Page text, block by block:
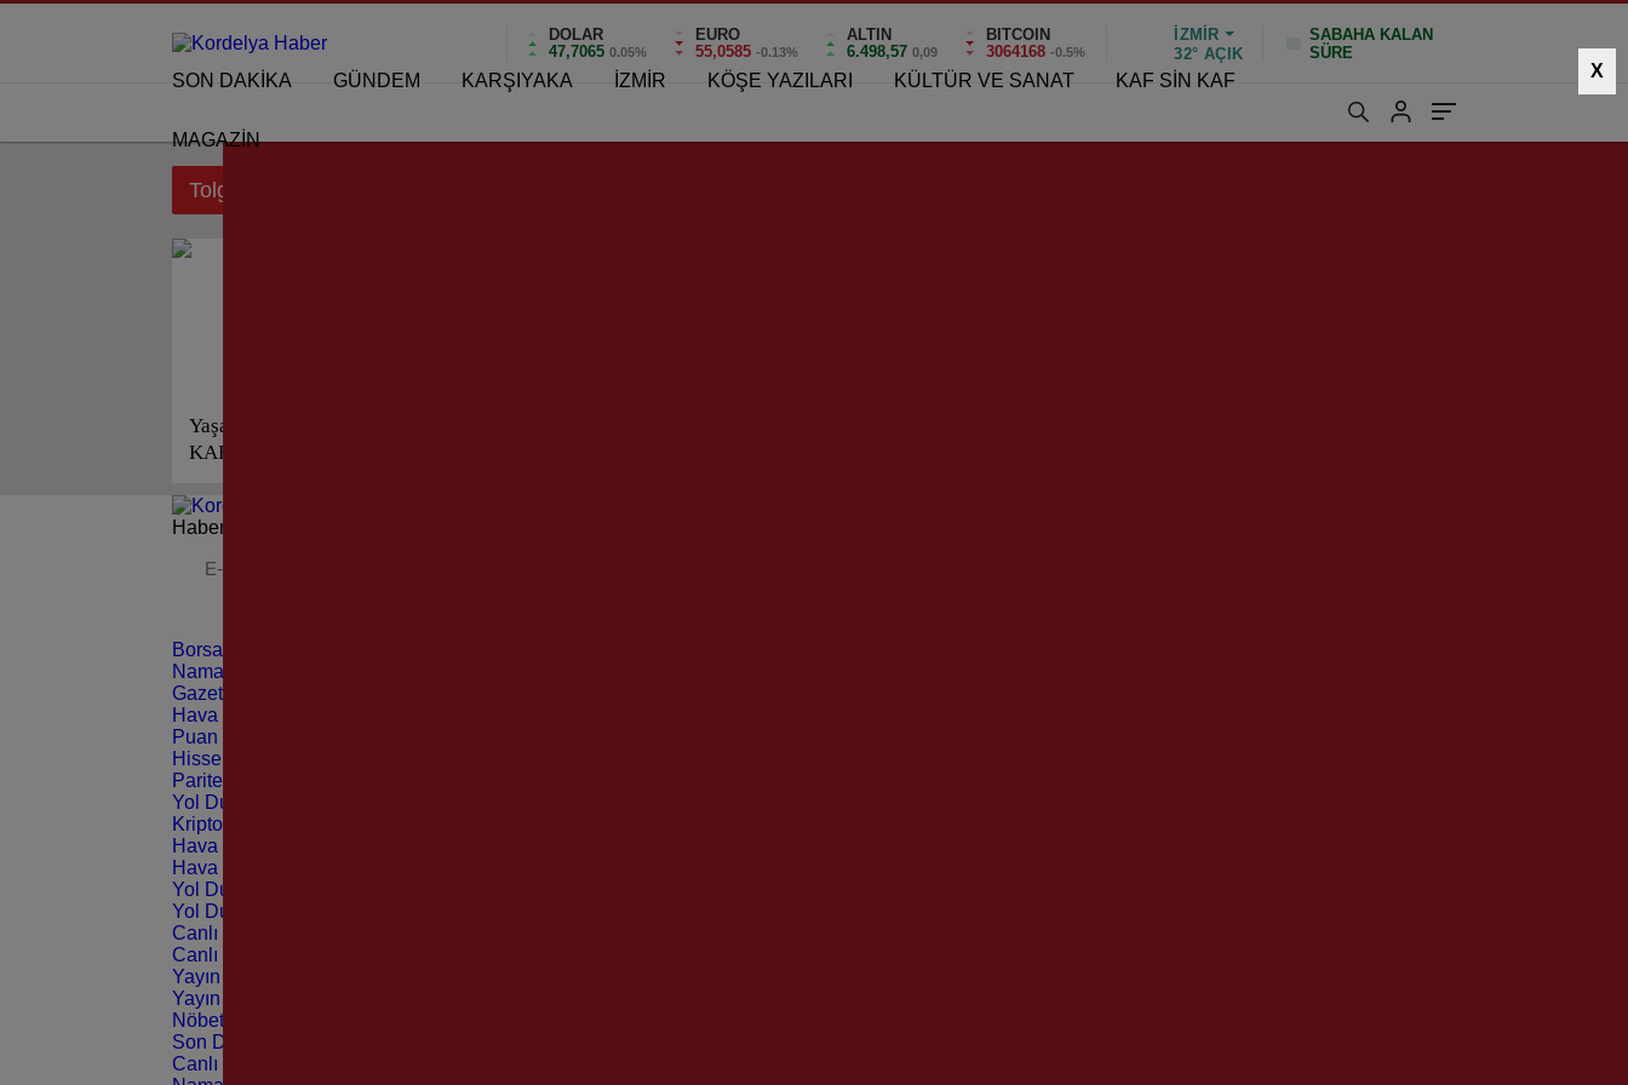
DOLAR
47,7065 0.05%
EURO
55,0585 -0.13%
ALTIN
6.498,57 0,09
BITCOIN
3064168 -0.5%
İZMIR
32° AÇIK
SABAHA KALAN
SÜRE
SON DAKİKA GÜNDEM KARŞIYAKA İZMİR KÖŞE YAZILARI KÜLTÜR VE SANAT KAF SİN KAF
MAGAZİN
X
Tolga Kantarcı etiketi için sonuçlar
Yaşar AKSOY “ZÜHTÜ IŞIL,
KARŞIYAKA’NIN
Haberleri güncel olarak e-postanızdan takip edebilirsiniz !
Borsa
Namaz Vakitleri
Gazeteler
Hava Durumu
Puan Durumu
Hisseler
Pariteler
Yol Durumu
Kripto Paralar
Hava Durumu Light
Hava Durumu Dark
Yol Durumu Light
Yol Durumu Dark
Canlı Tv Light
Canlı Tv Dark
Yayın Akışları Light
Yayın Akışları Dark
Nöbetçi Eczaneler
Son Dakika
Canlı Borsa